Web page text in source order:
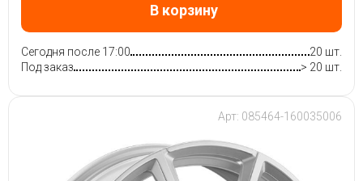
В корзину
Сегодня после 17:00
20 шт.
Под заказ
> 20 шт.
Арт: 085464-160035006